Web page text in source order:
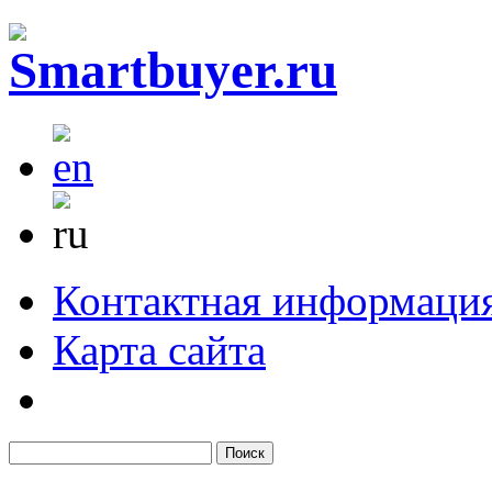
Контактная
Карта сайта